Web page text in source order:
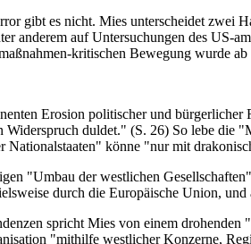
gibt es nicht. Mies unterscheidet zwei
anderem auf Untersuchungen des US-
kritischen Bewegung wurde
Erosion politischer und
Widerspruch duldet." (S. 26) So lebe die
Nationalstaaten" könne "nur mit
"Umbau der westlichen
durch die Europäische Union,
spricht Mies von einem
"mithilfe westlicher Konzerne,